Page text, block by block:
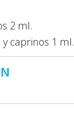
2 ml.
caprinos 1 ml.